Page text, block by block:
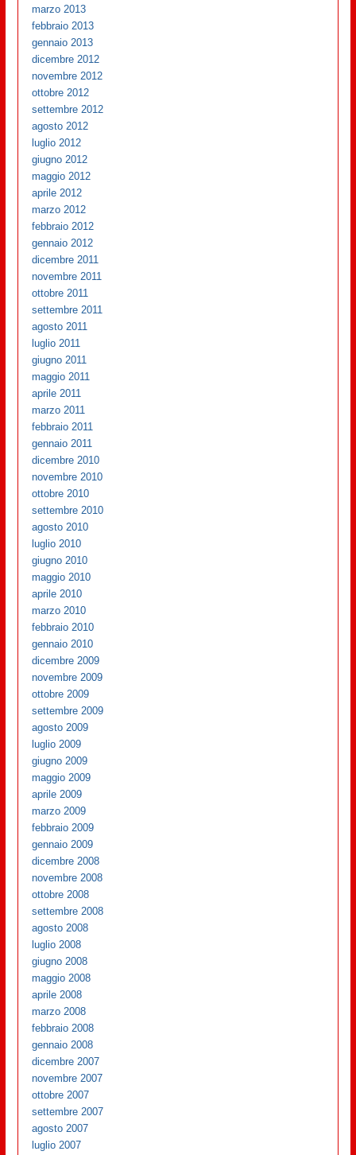
marzo 2013
febbraio 2013
gennaio 2013
dicembre 2012
novembre 2012
ottobre 2012
settembre 2012
agosto 2012
luglio 2012
giugno 2012
maggio 2012
aprile 2012
marzo 2012
febbraio 2012
gennaio 2012
dicembre 2011
novembre 2011
ottobre 2011
settembre 2011
agosto 2011
luglio 2011
giugno 2011
maggio 2011
aprile 2011
marzo 2011
febbraio 2011
gennaio 2011
dicembre 2010
novembre 2010
ottobre 2010
settembre 2010
agosto 2010
luglio 2010
giugno 2010
maggio 2010
aprile 2010
marzo 2010
febbraio 2010
gennaio 2010
dicembre 2009
novembre 2009
ottobre 2009
settembre 2009
agosto 2009
luglio 2009
giugno 2009
maggio 2009
aprile 2009
marzo 2009
febbraio 2009
gennaio 2009
dicembre 2008
novembre 2008
ottobre 2008
settembre 2008
agosto 2008
luglio 2008
giugno 2008
maggio 2008
aprile 2008
marzo 2008
febbraio 2008
gennaio 2008
dicembre 2007
novembre 2007
ottobre 2007
settembre 2007
agosto 2007
luglio 2007